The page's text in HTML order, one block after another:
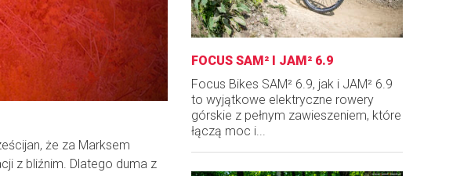
że za Marksem
z bliźnim. Dlatego duma z
FOCUS SAM² I JAM² 6.9
Focus Bikes SAM² 6.9, jak i JAM² 6.9
to wyjątkowe elektryczne rowery
górskie z pełnym zawieszeniem, które
łączą moc i...